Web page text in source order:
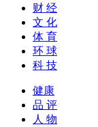
财 经
文 化
体 育
环 球
科 技
健康
品 评
人 物